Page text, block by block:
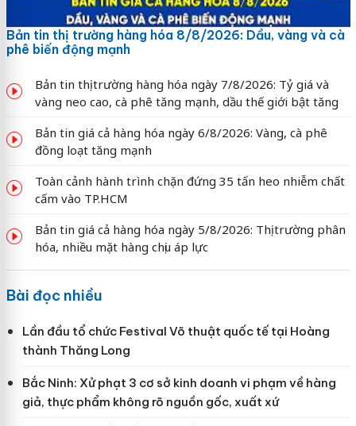
Bản tin thị trường hàng hóa 8/8/2026: Dầu, vàng và cà
phê biến động mạnh
Bản tin thị trường hàng hóa ngày 7/8/2026: Tỷ giá và
vàng neo cao, cà phê tăng mạnh, dầu thế giới bật tăng
Bản tin giá cả hàng hóa ngày 6/8/2026: Vàng, cà phê
đồng loạt tăng mạnh
Toàn cảnh hành trình chặn đứng 35 tấn heo nhiễm chất
cấm vào TP.HCM
Bản tin giá cả hàng hóa ngày 5/8/2026: Thị trường phân
hóa, nhiều mặt hàng chịu áp lực
Bài đọc nhiều
Lần đầu tổ chức Festival Võ thuật quốc tế tại Hoàng
thành Thăng Long
Bắc Ninh: Xử phạt 3 cơ sở kinh doanh vi phạm về hàng
giả, thực phẩm không rõ nguồn gốc, xuất xứ